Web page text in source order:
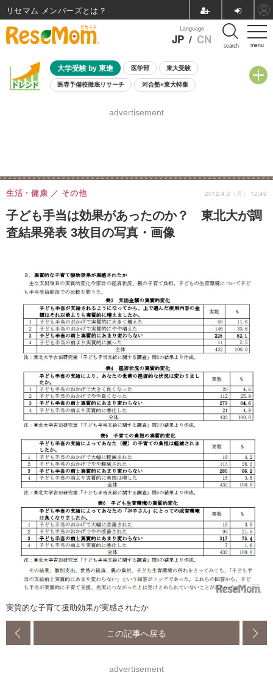
menu
Language
JP / CN search
大学受験 by 東進 医学部 東大受験
医専予備校徹底リサーチ 河合塾×東大特集
8月開催学校説明会・相談会
advertisement
子ども手当は効果があったのか？ 東北大が調
査結果発表 3枚目の写真・画像
生活・健康 その他 2012.4.2（月） 12:49
実質的な子育て援助効果が実感されたか
この記事へ戻る
advertisement
リセマム メンバーズ